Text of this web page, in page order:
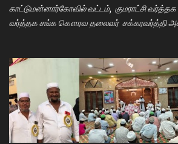
காட்டுமன்னார்கோவில் வட்டம், குமராட்சி
வர்த்தக சங்க கௌரவ தலைவர் சக்கரவர்த்தி
ஒருங்கிணைப்பாளர் திருவேங்கடம் மற்றும்
நடைபெற்றது. நிகழ்ச்சியில் கண் மருத்துவர்
அழைப்பாளராக கலந்து கொண்டு குத்துவிளக்கு
துவங்கி வைத்தார். நிகழ்ச்சிக்கு குமராட்சி
கே.ஆர்.ஜி. தமிழ்வாணன் முன்னிலை வகித்தார்.
மணிவண்ணன், ஒருங்கிணைப்பாளர் அப்துல்பாசித்